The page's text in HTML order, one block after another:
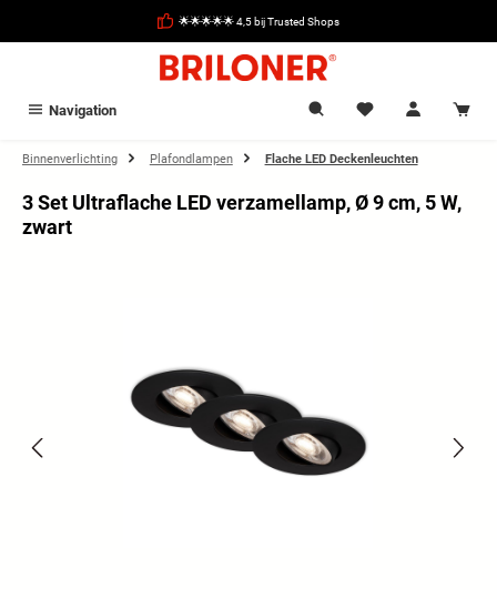
🌟🌟🌟🌟🌟 4,5 bij Trusted Shops
Navigation
Binnenverlichting Plafondlampen Flache LED Deckenleuchten
3 Set Ultraflache LED verzamellamp, Ø 9 cm, 5 W,
zwart